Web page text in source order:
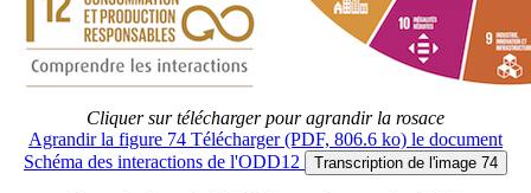
Cliquer sur télécharger pour agrandir la rosace
Agrandirla figure 74 Télécharger(PDF, 806.6 ko) le document
Schéma des interactions de l'ODD12
Transcription de l'image 74